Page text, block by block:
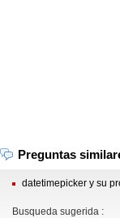
Preguntas
datetimepicker y su
Busqueda sugerida :